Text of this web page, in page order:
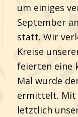
um einiges
September
statt. Wir
Kreise
feierten eine
Mal wurde
ermittelt. Mit
letztlich